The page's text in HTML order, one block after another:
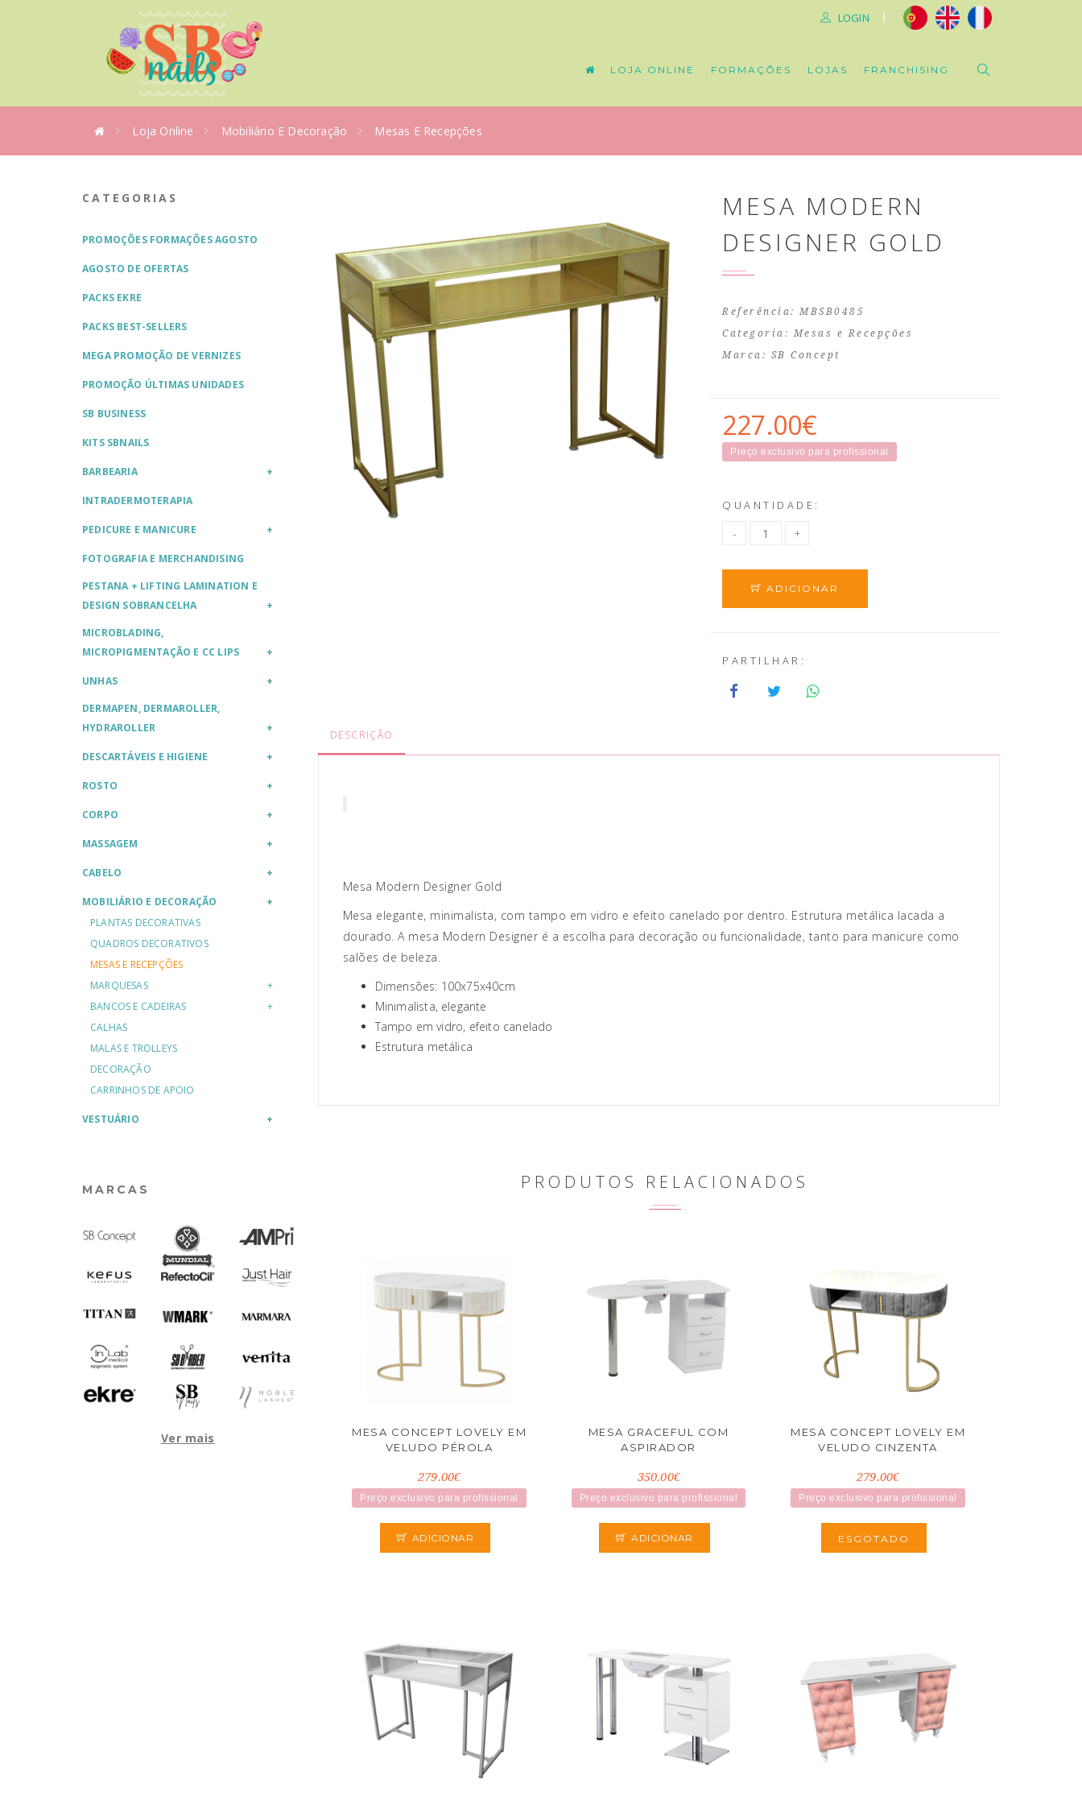
|
LOGIN
LOJA ONLINE FORMAÇÕES LOJAS FRANCHISING
Loja Online Mobiliário E Decoração Mesas E Recepções
CATEGORIAS
PROMOÇÕES FORMAÇÕES AGOSTO
AGOSTO DE OFERTAS
PACKS EKRE
PACKS BEST-SELLERS
MEGA PROMOÇÃO DE VERNIZES
PROMOÇÃO ÚLTIMAS UNIDADES
SB BUSINESS
KITS SBNAILS
BARBEARIA
INTRADERMOTERAPIA
PEDICURE E MANICURE
FOTOGRAFIA E MERCHANDISING
PESTANA + LIFTING LAMINATION E
DESIGN SOBRANCELHA
MICROBLADING,
MICROPIGMENTAÇÃO E CC LIPS
UNHAS
DERMAPEN, DERMAROLLER,
HYDRAROLLER
DESCARTÁVEIS E HIGIENE
ROSTO
CORPO
MASSAGEM
CABELO
MOBILIÁRIO E DECORAÇÃO
PLANTAS DECORATIVAS
QUADROS DECORATIVOS
MESAS E RECEPÇÕES
MARQUESAS
BANCOS E CADEIRAS
CALHAS
MALAS E TROLLEYS
DECORAÇÃO
CARRINHOS DE APOIO
VESTUÁRIO
MARCAS
Ver mais
MESA MODERN
DESIGNER GOLD
Referência: MBSB0485
Categoria: Mesas e Recepções
Marca: SB Concept
227.00€
Preço exclusivo para profissional
QUANTIDADE:
ADICIONAR
PARTILHAR:
DESCRIÇÃO
Mesa Modern Designer Gold
Mesa elegante, minimalista, com tampo em vidro e efeito canelado por dentro. Estrutura metálica lacada a
dourado. A mesa Modern Designer é a escolha para decoração ou funcionalidade, tanto para manicure como
salões de beleza.
Dimensões: 100x75x40cm
Minimalista, elegante
Tampo em vidro, efeito canelado
Estrutura metálica
PRODUTOS RELACIONADOS
MESA CONCEPT LOVELY EM
VELUDO PÉROLA
279.00€
Preço exclusivo para profissional
ADICIONAR
MESA GRACEFUL COM
ASPIRADOR
350.00€
Preço exclusivo para profissional
ADICIONAR
MESA CONCEPT LOVELY EM
VELUDO CINZENTA
279.00€
Preço exclusivo para profissional
ESGOTADO